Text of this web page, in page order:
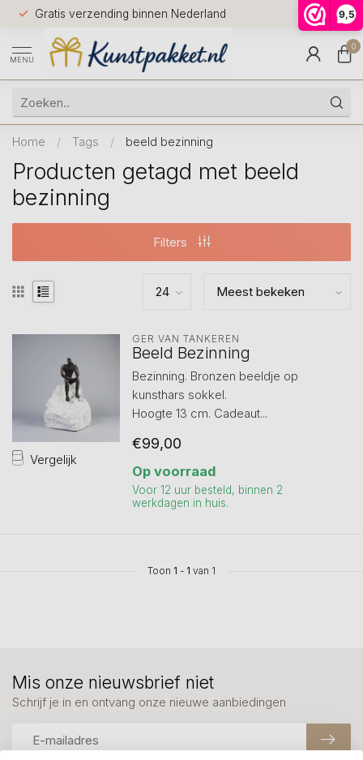
9,5
Gratis verzending binnen Nederland
Voor
huis
9.5
MENU
0
Home / Tags / beeld bezinning
Producten getagd met beeld
bezinning
Filters
Vergelijk
GER VAN TANKEREN
Beeld Bezinning
Bezinning. Bronzen beeldje op
kunsthars sokkel.
Hoogte 13 cm. Cadeaut...
€99,00
Op voorraad
Voor 12 uur besteld, binnen 2
werkdagen in huis.
Toon 1 - 1 van 1
Mis onze nieuwsbrief niet
Schrijf je in en ontvang onze nieuwe aanbiedingen